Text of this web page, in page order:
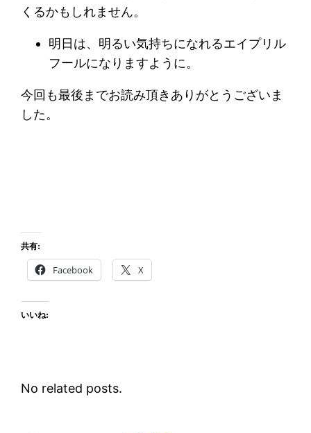
くるかもしれません。
明日は、明るい気持ちになれるエイプリル
フールになりますように。
今回も最後までお読み頂きありがとうございま
した。
共有:
Facebook X
いいね:
No related posts.